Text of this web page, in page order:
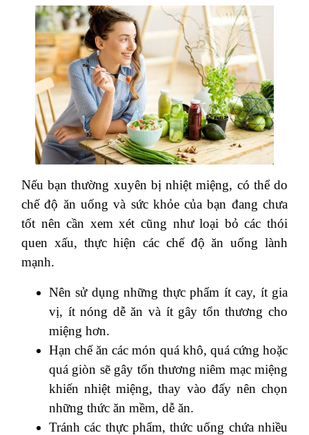
Nếu bạn thường xuyên bị nhiệt miệng, có thể do
chế độ ăn uống và sức khỏe của bạn đang chưa
tốt nên cần xem xét cũng như loại bỏ các thói
quen xấu, thực hiện các chế độ ăn uống lành
mạnh.
Nên sử dụng những thực phẩm ít cay, ít gia
vị, ít nóng dễ ăn và ít gây tổn thương cho
miệng hơn.
Hạn chế ăn các món quá khô, quá cứng hoặc
quá giòn sẽ gây tổn thương niêm mạc miệng
khiến nhiệt miệng, thay vào đấy nên chọn
những thức ăn mềm, dễ ăn.
Tránh các thực phẩm, thức uống chứa nhiều